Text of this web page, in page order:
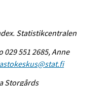
Statistikcentralen
551 2685, Anne
Storgårds